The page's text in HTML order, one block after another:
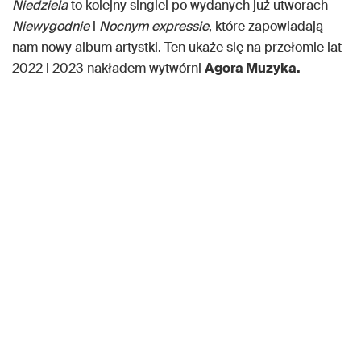
Niedzielato kolejny singiel po wydanych już utworach
Niewygodniei Nocnym expressie, które zapowiadają
nam nowy album artystki. Ten ukaże się na przełomie lat
2022 i 2023 nakładem wytwórni Agora Muzyka.